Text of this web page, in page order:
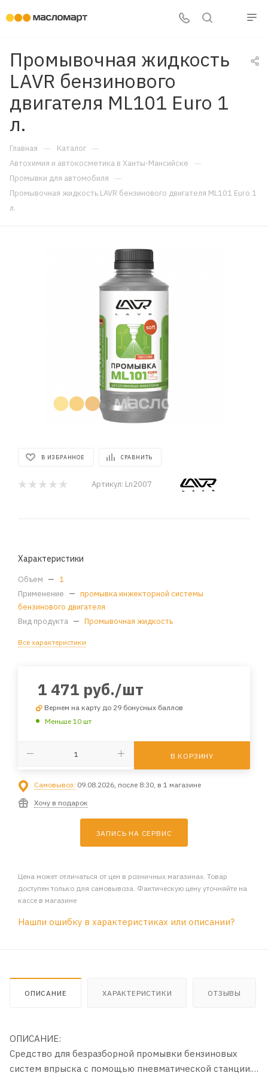
Промывочная жидкость
LAVR бензинового
двигателя ML101 Euro 1
л.
Главная — Каталог —
Автохимия и автокосметика в Ханты-Мансийске —
Промывки для автомобиля —
Промывочная жидкость LAVR бензинового двигателя ML101 Euro 1
л.
В ИЗБРАННОЕ СРАВНИТЬ
Артикул: Ln2007
Характеристики
Объем — 1
Применение — промывка инжекторной системы
бензинового двигателя
Вид продукта — Промывочная жидкость
Все характеристики
1 471 руб./шт
Вернем на карту до 29 бонусных баллов
Меньше 10 шт
В КОРЗИНУ
Самовывоз: 09.08.2026, после 8:30, в 1 магазине
Хочу в подарок
ЗАПИСЬ НА СЕРВИС
Цена может отличаться от цен в розничных магазинах. Товар
доступен только для самовывоза. Фактическую цену уточняйте на
кассе в магазине
Нашли ошибку в характеристиках или описании?
ОПИСАНИЕ ХАРАКТЕРИСТИКИ ОТЗЫВЫ
ОПИСАНИЕ:
Средство для безразборной промывки бензиновых
систем впрыска с помощью пневматической станции.